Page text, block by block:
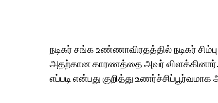
நடிகர் சங்க உண்ணாவிரதத்தில் நடிகர்
அதற்கான காரணத்தை அவர் விளக்கினார்.
எப்படி என்பது குறித்து